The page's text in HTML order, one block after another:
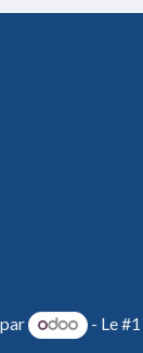
par - Le #1